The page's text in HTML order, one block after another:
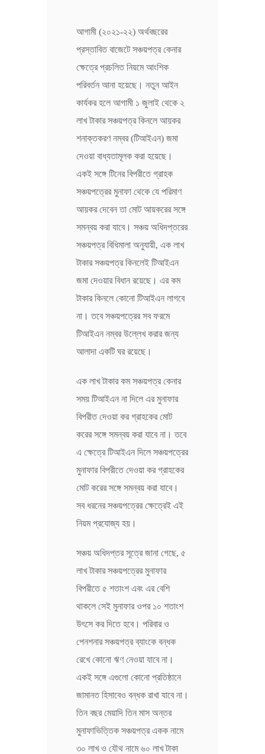
আগামী (২০২১-২২) অর্থবছরের
প্রস্তাবিত বাজেটে সঞ্চয়পত্র কেনার
ক্ষেত্রে প্রচলিত নিয়মে আংশিক
পরিবর্তন আনা হয়েছে। নতুন আইন
কার্যকর হলে আগামী ১ জুলাই থেকে ২
লাখ টাকার সঞ্চয়পত্র কিনলে আয়কর
শনাক্তকরণ নম্বর (টিআইএন) জমা
দেওয়া বাধ্যতামূলক করা হয়েছে।
একই সঙ্গে টিনের বিপরীতে গ্রাহক
সঞ্চয়পত্রের মুনাফা থেকে যে পরিমাণ
আয়কর দেবেন তা মোট আয়করের সঙ্গে
সমন্বয় করা যাবে। সঞ্চয় অধিদপ্তরের
সঞ্চয়পত্র বিধিমালা অনুযায়ী, এক লাখ
টাকার সঞ্চয়পত্র কিনলেই টিআইএন
জমা দেওয়ার বিধান রয়েছে। এর কম
টাকার কিনলে কোনো টিআইএন লাগবে
না। তবে সঞ্চয়পত্রের সব ফরমে
টিআইএন নম্বর উল্লেখ করার জন্য
আলাদা একটি ঘর রয়েছে।
এক লাখ টাকার কম সঞ্চয়পত্র কেনার
সময় টিআইএন না দিলে এর মুনাফার
বিপরীত দেওয়া কর গ্রাহকের মোট
করের সঙ্গে সমন্বয় করা যাবে না। তবে
এ ক্ষেত্রে টিআইএন দিলে সঞ্চয়পত্রের
মুনাফার বিপরীতে দেওয়া কর গ্রাহকের
মোট করের সঙ্গে সমন্বয় করা যাবে।
সব ধরনের সঞ্চয়পত্রের ক্ষেত্রেই এই
নিয়ম প্রযোজ্য হয়।
সঞ্চয় অধিদপ্তর সূত্রে জানা গেছে, ৫
লাখ টাকার সঞ্চয়পত্রের মুনাফার
বিপরীতে ৫ শতাংশ এবং এর বেশি
থাকলে সেই মুনাফার ওপর ১০ শতাংশ
উৎসে কর দিতে হবে। পরিবার ও
পেনশনার সঞ্চয়পত্র ব্যাংকে বন্ধক
রেখে কোনো ঋণ নেওয়া যাবে না।
একই সঙ্গে এগুলো কোনো প্রতিষ্ঠানে
জামানত হিসাবেও বন্ধক রাখা যাবে না।
তিন বছর মেয়াদি তিন মাস অন্তর
মুনাফাভিত্তিক সঞ্চয়পত্র একক নামে
৩০ লাখ ও যৌথ নামে ৬০ লাখ টাকা